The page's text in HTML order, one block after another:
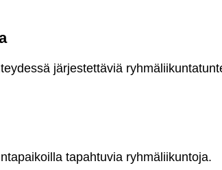
järjestettäviä
tapahtuvia ryhmäliikuntoja.